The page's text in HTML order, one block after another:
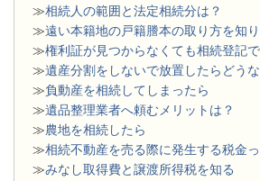
≫相続人の範囲と法定相続分は？
≫遠い本籍地の戸籍謄本の取り方を知
≫権利証が見つからなくても相続登記
≫遺産分割をしないで放置したらどう
≫負動産を相続してしまったら
≫遺品整理業者へ頼むメリットは？
≫農地を相続したら
≫相続不動産を売る際に発生する税金
≫みなし取得費と譲渡所得税を知る